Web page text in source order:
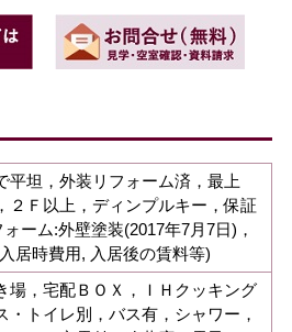
平坦，外装リフォーム済，最上
２Ｆ以上，ディンプルキー，保証
ーム:外壁塗装(2017年7月7日)，
居時費用, 入居後の賃料等)
場，宅配ＢＯＸ，ＩＨクッキング
・トイレ別，バス有，シャワー，